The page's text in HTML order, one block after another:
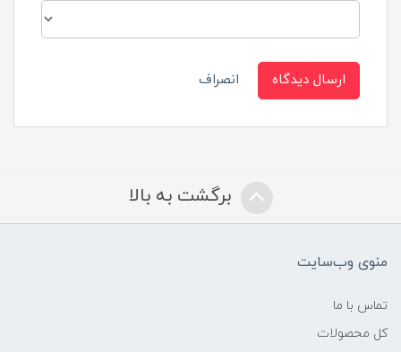
ارسال دیدگاه انصراف
برگشت به بالا
منوی وب‌سایت
تماس با ما
کل محصولات